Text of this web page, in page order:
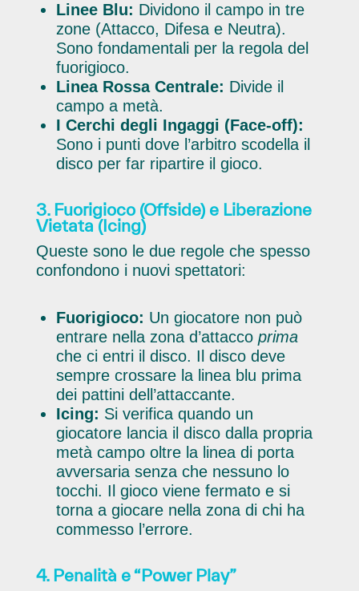
Linee Blu: Dividono il campo in tre
zone (Attacco, Difesa e Neutra).
Sono fondamentali per la regola del
fuorigioco.
Linea Rossa Centrale: Divide il
campo a metà.
I Cerchi degli Ingaggi (Face-off):
Sono i punti dove l’arbitro scodella il
disco per far ripartire il gioco.
3. Fuorigioco (Offside) e Liberazione
Vietata (Icing)
Queste sono le due regole che spesso
confondono i nuovi spettatori:
Fuorigioco: Un giocatore non può
entrare nella zona d’attacco prima
che ci entri il disco. Il disco deve
sempre crossare la linea blu prima
dei pattini dell’attaccante.
Icing: Si verifica quando un
giocatore lancia il disco dalla propria
metà campo oltre la linea di porta
avversaria senza che nessuno lo
tocchi. Il gioco viene fermato e si
torna a giocare nella zona di chi ha
commesso l’errore.
4. Penalità e “Power Play”